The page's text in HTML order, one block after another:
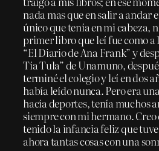
nada mas que en salir a andar
único que tenía en mi cabeza,
primer libro que leí fue como a
“El Diario de Ana Frank” y
Tía Tula” de Unamuno,
terminé el colegio y leí en dos
había leído nunca. Pero era
hacía deportes, tenía muchos
siempre con mi hermano.
tenido la infancia feliz que
ahora tantas cosas con una